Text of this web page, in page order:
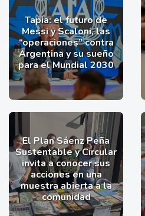
Tapia: el futuro de
Messi y Scaloni, las
“operaciones” contra
Argentina y su sueño
para el Mundial 2030
El Plan Sáenz Peña
Sustentable y Circular
invita a conocer sus
acciones en una
muestra abierta a la
comunidad